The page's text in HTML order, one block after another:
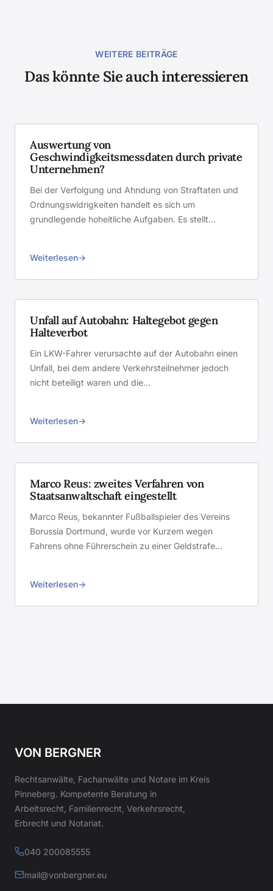
WEITERE BEITRÄGE
Das könnte Sie auch interessieren
Auswertung von
Geschwindigkeitsmessdaten durch private
Unternehmen?
Bei der Verfolgung und Ahndung von Straftaten und
Ordnungswidrigkeiten handelt es sich um
grundlegende hoheitliche Aufgaben. Es stellt…
Weiterlesen
Unfall auf Autobahn: Haltegebot gegen
Halteverbot
Ein LKW-Fahrer verursachte auf der Autobahn einen
Unfall, bei dem andere Verkehrsteilnehmer jedoch
nicht beteiligt waren und die…
Weiterlesen
Marco Reus: zweites Verfahren von
Staatsanwaltschaft eingestellt
Marco Reus, bekannter Fußballspieler des Vereins
Borussia Dortmund, wurde vor Kurzem wegen
Fahrens ohne Führerschein zu einer Geldstrafe…
Weiterlesen
VON BERGNER
Rechtsanwälte, Fachanwälte und Notare im Kreis
Pinneberg. Kompetente Beratung in
Arbeitsrecht, Familienrecht, Verkehrsrecht,
Erbrecht und Notariat.
040 200085555
mail@vonbergner.eu